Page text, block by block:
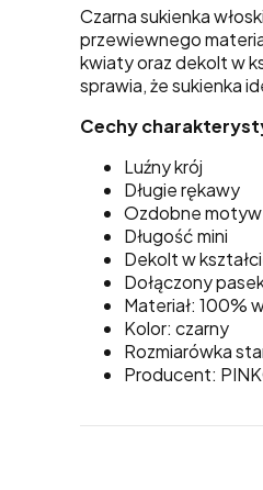
Czarna sukienka
przewiewnego
kwiaty oraz dekolt w
sprawia, że sukienka
Cechy
Luźny krój
Długie rękawy
Ozdobne
Długość mini
Dekolt w
Dołączony
Materiał: 100%
Kolor: czarny
Rozmiarówka
Producent: